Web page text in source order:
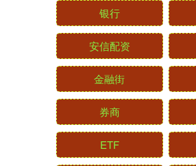
银行
安信配资
金融街
券商
ETF